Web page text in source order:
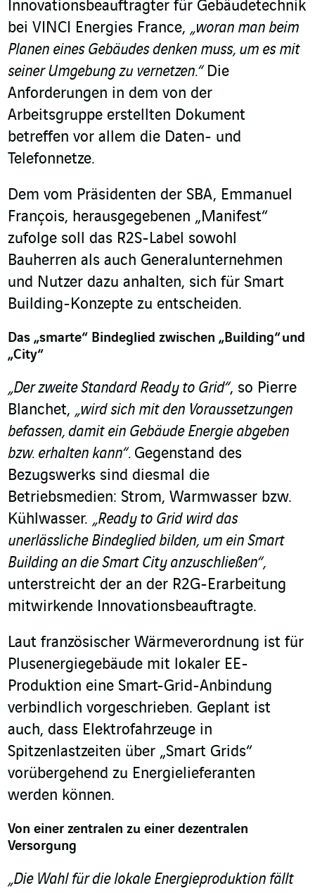
Innovationsbeauftragter für Gebäudetechnik
bei VINCI Energies France, „woran man beim
Planen eines Gebäudes denken muss, um es mit
seiner Umgebung zu vernetzen.“ Die
Anforderungen in dem von der
Arbeitsgruppe erstellten Dokument
betreffen vor allem die Daten- und
Telefonnetze.
Dem vom Präsidenten der SBA, Emmanuel
François, herausgegebenen „Manifest“
zufolge soll das R2S-Label sowohl
Bauherren als auch Generalunternehmen
und Nutzer dazu anhalten, sich für Smart
Building-Konzepte zu entscheiden.
Das „smarte“ Bindeglied zwischen „Building“ und
„City“
„Der zweite Standard Ready to Grid“, so Pierre
Blanchet, „wird sich mit den Voraussetzungen
befassen, damit ein Gebäude Energie abgeben
bzw. erhalten kann“. Gegenstand des
Bezugswerks sind diesmal die
Betriebsmedien: Strom, Warmwasser bzw.
Kühlwasser. „Ready to Grid wird das
unerlässliche Bindeglied bilden, um ein Smart
Building an die Smart City anzuschließen“,
unterstreicht der an der R2G-Erarbeitung
mitwirkende Innovationsbeauftragte.
Laut französischer Wärmeverordnung ist für
Plusenergiegebäude mit lokaler EE-
Produktion eine Smart-Grid-Anbindung
verbindlich vorgeschrieben. Geplant ist
auch, dass Elektrofahrzeuge in
Spitzenlastzeiten über „Smart Grids“
vorübergehend zu Energielieferanten
werden können.
Von einer zentralen zu einer dezentralen
Versorgung
„Die Wahl für die lokale Energieproduktion fällt